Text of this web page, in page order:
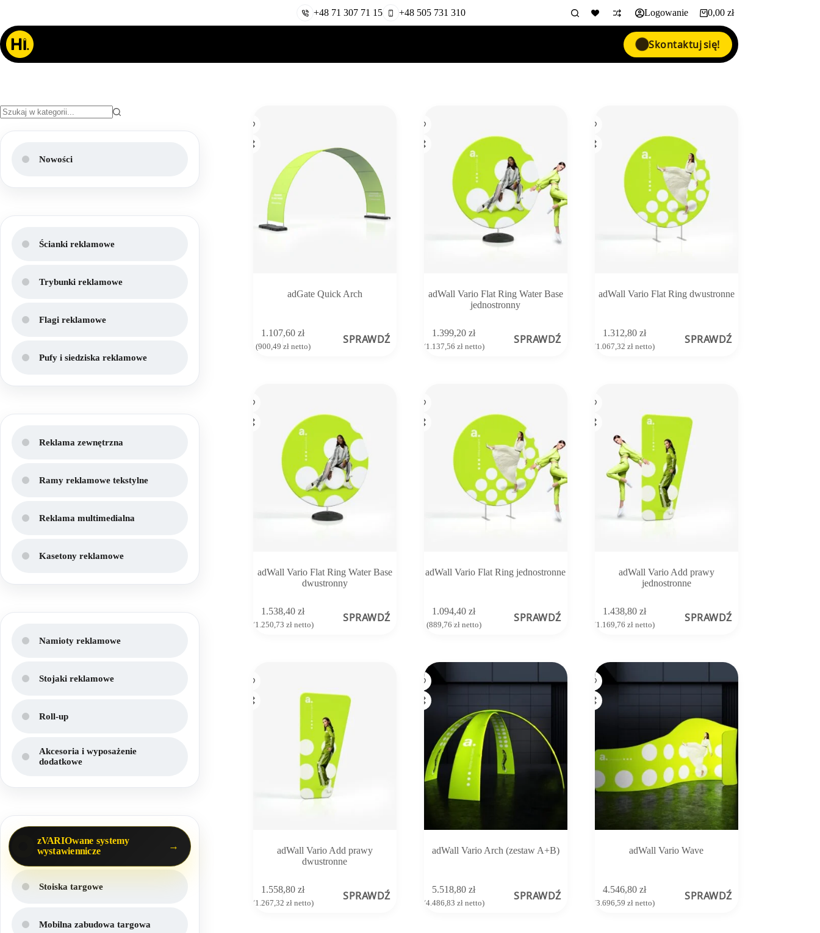
treści
+48 71 307 71 15 +48 505 731 310 Logowanie Koszyk
0,00 zł
Skontaktuj się!
adGate Quick Arch
1.107,60zł
(900,49 złnetto) SPRAWDŹ
adWall Vario Flat Ring Water Base
jednostronny
1.399,20zł
(1.137,56 złnetto) SPRAWDŹ
adWall Vario Flat Ring dwustronne
1.312,80 zł
(1.067,32zł netto) SPRAWDŹ
adWall Vario Flat Ring Water Base
dwustronny
1.538,40zł
(1.250,73 złnetto) SPRAWDŹ
adWall Vario Flat Ring jednostronne
1.094,40zł
(889,76 złnetto) SPRAWDŹ
adWall Vario Add prawy
jednostronne
1.438,80 zł
(1.169,76zł netto) SPRAWDŹ
adWall Vario Add prawy
dwustronne
1.558,80zł
(1.267,32 złnetto) SPRAWDŹ
adWall Vario Arch (zestaw A+B)
5.518,80zł
(4.486,83 złnetto) SPRAWDŹ
adWall Vario Wave
4.546,80 zł
(3.696,59zł netto) SPRAWDŹ
wyników
Nowości
Ścianki reklamowe
Trybunki reklamowe
Flagi reklamowe
Pufy i siedziska reklamowe
Reklama zewnętrzna
Ramy reklamowe tekstylne
Reklama multimedialna
Kasetony reklamowe
Namioty reklamowe
Stojaki reklamowe
Roll-up
Akcesoria i wyposażenie
dodatkowe
zVARIOwane systemy
wystawiennicze
Stoiska targowe
Mobilna zabudowa targowa